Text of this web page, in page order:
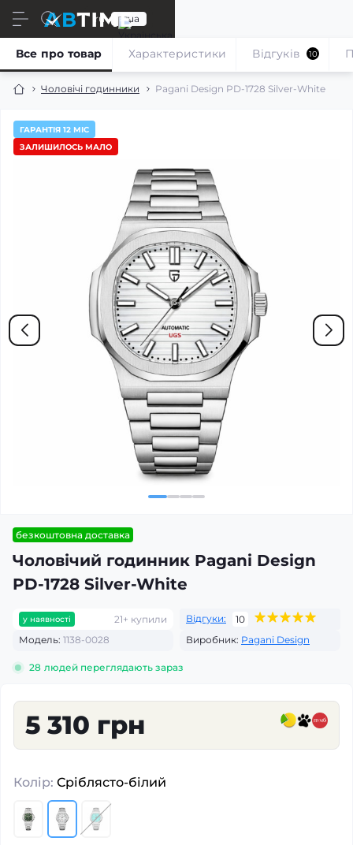
ru ua
Чоловічі годинники Pagani Design PD-1728 Silver-White
Все про товар Характеристики Відгуків 10
ГАРАНТІЯ 12 МІС
ЗАЛИШИЛОСЬ МАЛО
безкоштовна доставка
Чоловічий годинник Pagani Design
PD-1728 Silver-White
у наявності 21+ купили Відгуки:
10
Модель: 1138-0028 Виробник: Pagani Design
28 людей переглядають зараз
5 310 грн
Колір: Сріблясто-білий